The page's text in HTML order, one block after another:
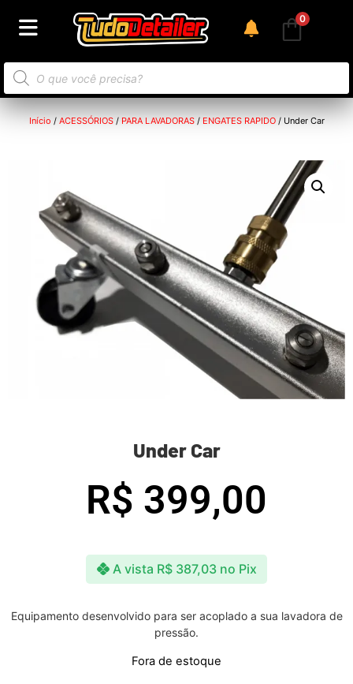
0
Início / ACESSÓRIOS/ PARA LAVADORAS/ ENGATES RAPIDO/ Under Car
Under Car
R$ 399,00
A vista R$387,03 no Pix
Equipamento desenvolvido para ser acoplado a sua lavadora de
pressão.
Fora de estoque